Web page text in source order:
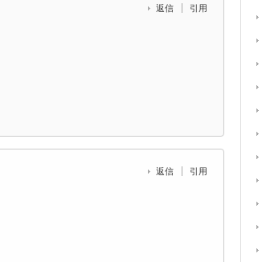
返信 引用
返信 引用